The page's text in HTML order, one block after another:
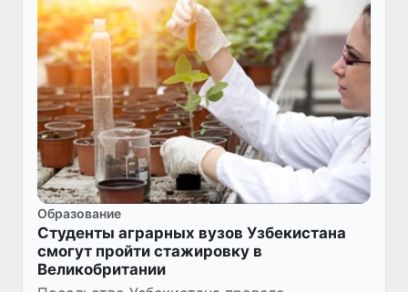
Образование
Студенты аграрных вузов Узбекистана
смогут пройти стажировку в
Великобритании